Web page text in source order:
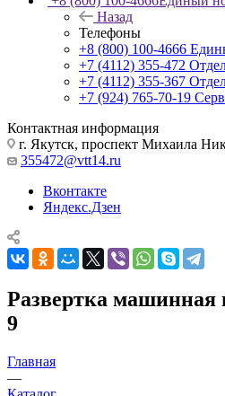
Назад
Телефоны
+8 (800) 100-4666
+7 (4112) 355-472
+7 (4112) 355-367
+7 (924) 765-70-19
Контактная информация
г. Якутск, проспект Михаила
355472@vtt14.ru
Вконтакте
Яндекс.Дзен
Развертка
9
Главная
—